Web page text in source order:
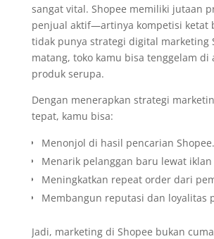
sangat vital. Shopee memiliki jutaan
penjual aktif—artinya kompetisi ketat
tidak punya strategi digital marketing
matang, toko kamu bisa tenggelam
produk serupa.
Dengan menerapkan strategi
tepat, kamu bisa:
Menonjol di hasil pencarian Shopee.
Menarik pelanggan baru lewat
Meningkatkan repeat order dari
Membangun reputasi dan loyalitas
Jadi, marketing di Shopee bukan